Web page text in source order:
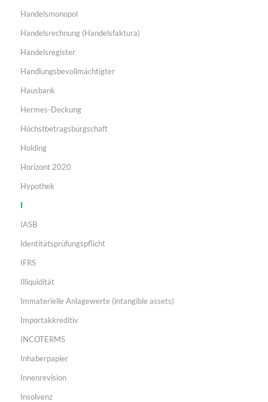
Handelsmonopol
Handelsrechnung (Handelsfaktura)
Handelsregister
Handlungsbevollmächtigter
Hausbank
Hermes-Deckung
Höchstbetragsbürgschaft
Holding
Horizont 2020
Hypothek
I
IASB
Identitätsprüfungspflicht
IFRS
Illiquidität
Immaterielle Anlagewerte (intangible assets)
Importakkreditiv
INCOTERMS
Inhaberpapier
Innenrevision
Insolvenz